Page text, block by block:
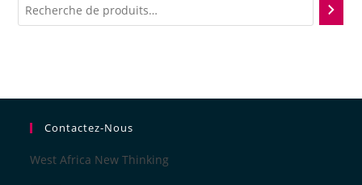
Contactez-Nous
West Africa New Thinking